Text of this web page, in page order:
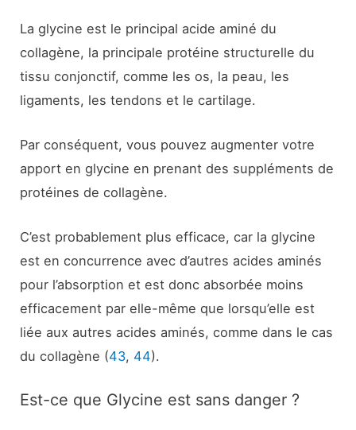
La glycine est le principal acide aminé du
collagène, la principale protéine structurelle du
tissu conjonctif, comme les os, la peau, les
ligaments, les tendons et le cartilage.
Par conséquent, vous pouvez augmenter votre
apport en glycine en prenant des suppléments de
protéines de collagène.
C’est probablement plus efficace, car la glycine
est en concurrence avec d’autres acides aminés
pour l’absorption et est donc absorbée moins
efficacement par elle-même que lorsqu’elle est
liée aux autres acides aminés, comme dans le cas
du collagène (43, 44).
Est-ce que Glycine est sans danger ?